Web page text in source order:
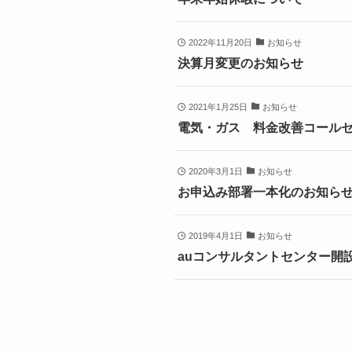
2022年11月20日 お知らせ
決算月変更のお知らせ
2021年1月25日 お知らせ
電気・ガス 料金改善コール
2020年3月1日 お知らせ
お申込み部署一本化のお知ら
2019年4月1日 お知らせ
auコンサルタントセンター開